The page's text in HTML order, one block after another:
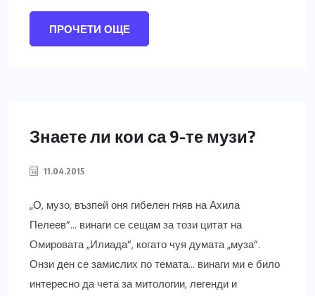
ПРОЧЕТИ ОЩЕ
Знаете ли кои са 9-те музи?
11.04.2015
„О, музо, възпей оня гибелен гняв на Ахила
Пелеев“… винаги се сещам за този цитат на
Омировата „Илиада“, когато чуя думата „муза“.
Онзи ден се замислих по темата… винаги ми е било
интересно да чета за митологии, легенди и